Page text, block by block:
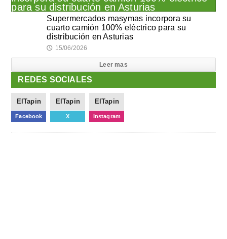
Supermercados masymas incorpora su
cuarto camión 100% eléctrico para su
distribución en Asturias
🕔 15/06/2026
Leer mas
REDES SOCIALES
ElTapin
Facebook
ElTapin
X
ElTapin
Instagram